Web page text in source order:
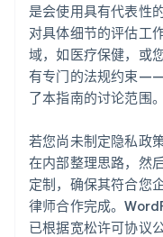
是会使用具有代表性
对具体细节的评估工
域，如医疗保健，或
有专门的法规约束
了本指南的讨论范围。
若您尚未制定隐私政
在内部整理思路，然
定制，确保其符合您
律师合作完成。
已根据宽松许可协议